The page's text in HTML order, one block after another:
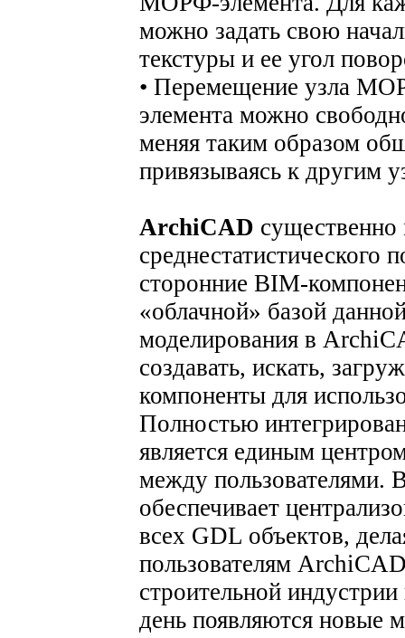
можно задать свою
текстуры и ее угол
• Перемещение узла
элемента можно
меняя таким образом
привязываясь к другим
ArchiCAD
среднестатистического
сторонние BIM-
«облачной» базой
моделирования в
создавать, искать,
компоненты для
Полностью
является единым
между пользователями.
обеспечивает
всех GDL объектов,
пользователям
строительной
день появляются новые